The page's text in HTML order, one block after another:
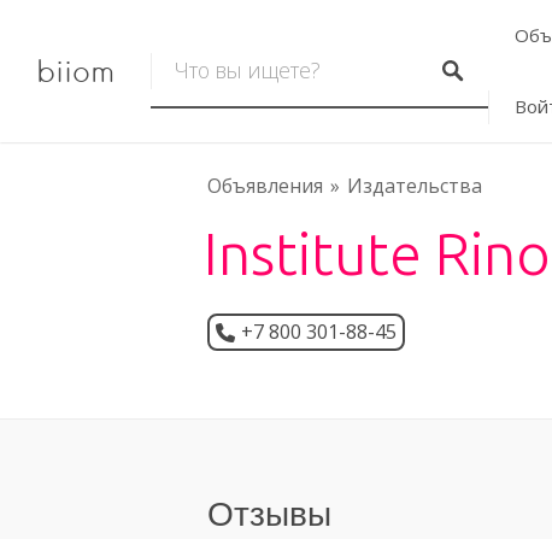
biiom
Объявления Издательства
Institute
+7 800 301-88-45
Отзывы